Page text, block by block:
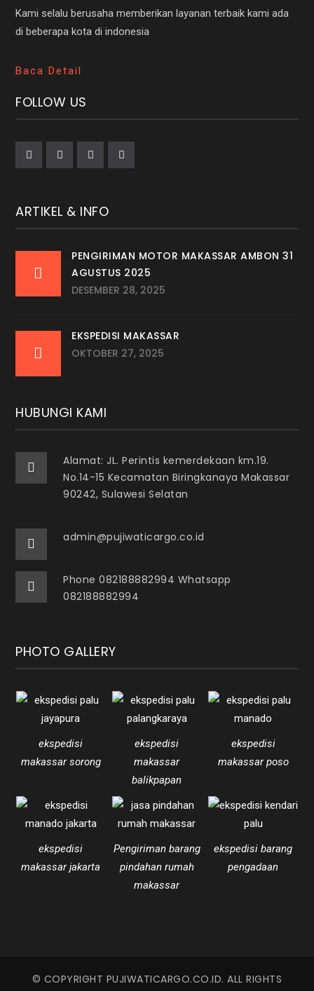
Kami selalu berusaha memberikan layanan terbaik kami ada
di beberapa kota di indonesia
Baca Detail
FOLLOW US
ARTIKEL & INFO
PENGIRIMAN MOTOR MAKASSAR AMBON 31
AGUSTUS 2025
DESEMBER 28, 2025
EKSPEDISI MAKASSAR
OKTOBER 27, 2025
HUBUNGI KAMI
Alamat: JL. Perintis kemerdekaan km.19.
No.14-15 Kecamatan Biringkanaya Makassar
90242, Sulawesi Selatan
admin@pujiwaticargo.co.id
Phone 082188882994 Whatsapp
082188882994
PHOTO GALLERY
ekspedisi
makassar sorong
ekspedisi
makassar
balikpapan
ekspedisi
makassar poso
ekspedisi
makassar jakarta
Pengiriman barang
pindahan rumah
makassar
ekspedisi barang
pengadaan
© COPYRIGHT PUJIWATICARGO.CO.ID. ALL RIGHTS